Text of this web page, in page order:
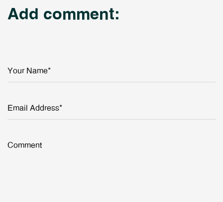
Add comment:
Your Name*
Email Address*
Comment